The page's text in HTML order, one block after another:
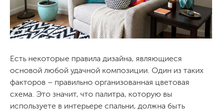
Есть некоторые правила дизайна, являющиеся
основой любой удачной композиции. Один из таких
факторов – правильно организованная цветовая
схема. Это значит, что палитра, которую вы
используете в интерьере спальни, должна быть